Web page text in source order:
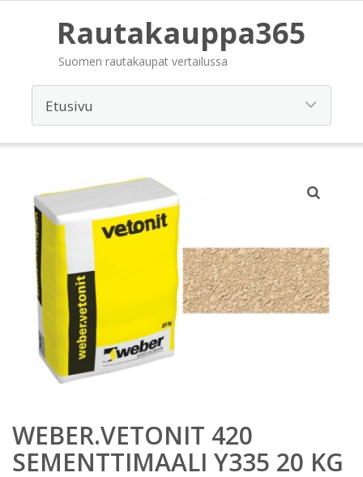
Rautakauppa365
Suomen rautakaupat vertailussa
WEBER.VETONIT 420
SEMENTTIMAALI Y335 20 KG